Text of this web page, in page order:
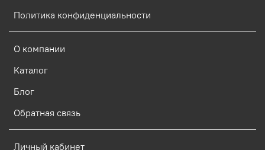
Политика конфиденциальности
О компании
Каталог
Блог
Обратная связь
Личный кабинет